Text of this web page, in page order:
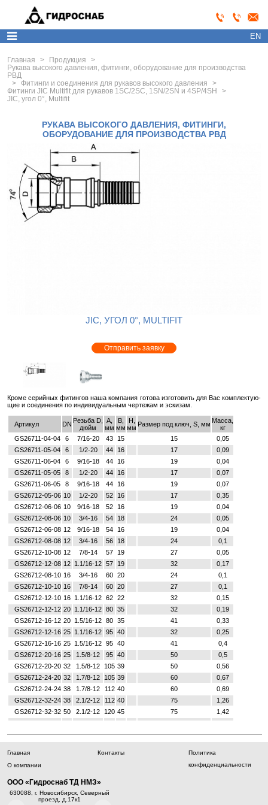
EN
Главная > Продукция
>
Рукава высокого давления, фитинги, оборудование для производства
РВД
> Фитинги и соединения для рукавов высокого давления
>
Фитинги JIC Multifit для рукавов 1SC/2SC, 1SN/2SN и 4SP/4SH
>
JIC, угол 0°, Multifit
РУКАВА ВЫСОКОГО ДАВЛЕНИЯ, ФИТИНГИ,
ОБОРУДОВАНИЕ ДЛЯ ПРОИЗВОДСТВА РВД
JIC, УГОЛ 0°, MULTIFIT
Отправить заявку
Кроме се­рий­ных фи­тин­гов наша ком­па­ния го­то­ва из­го­то­вить для Вас ком­плек­ту­ю­
щие и со­еди­не­ния по ин­ди­ви­ду­аль­ным чер­те­жам и эс­ки­зам.
Артикул DN Резьба D,
дюйм
A,
мм
B,
мм
H,
мм Размер под ключ, S, мм Масса,
кг
GS26711-04-04
6 7/16-20 43 15 15
0,05
GS26711-05-04
6 1/2-20 44 16 17
0,09
GS26711-06-04
6 9/16-18 44 16 19
0,04
GS26711-05-05
8 1/2-20 44 16 17
0,07
GS26711-06-05
8 9/16-18 44 16 19
0,07
GS26712-05-06 10 1/2-20 52 16 17
0,35
GS26712-06-06 10 9/16-18 52 16 19
0,04
GS26712-08-06 10 3/4-16 54 18 24
0,05
GS26712-06-08 12 9/16-18 54 16 19
0,04
GS26712-08-08 12 3/4-16 56 18 24
0,1
GS26712-10-08 12 7/8-14 57 19 27
0,05
GS26712-12-08 12 1.1/16-12 57 19 32
0,17
GS26712-08-10 16 3/4-16 60 20 24
0,1
GS26712-10-10 16 7/8-14 60 20 27
0,1
GS26712-12-10 16 1.1/16-12 62 22 32
0,15
GS26712-12-12 20 1.1/16-12 80 35 32
0,19
GS26712-16-12 20 1.5/16-12 80 35 41
0,33
GS26712-12-16 25 1.1/16-12 95 40 32
0,25
GS26712-16-16 25 1.5/16-12 95 40 41
0,4
GS26712-20-16 25 1.5/8-12 95 40 50
0,5
GS26712-20-20 32 1.5/8-12 105 39 50
0,56
GS26712-24-20 32 1.7/8-12 105 39 60
0,67
GS26712-24-24 38 1.7/8-12 112 40 60
0,69
GS26712-32-24 38 2.1/2-12 112 40 75
1,26
GS26712-32-32 50 2.1/2-12 120 45 75 1,42
Главная
О компании
Контакты
Политика
конфиденциальности
ООО «Гидроснаб ТД НМЗ»
630088, г. Новосибирск, Северный
проезд, д.17к1